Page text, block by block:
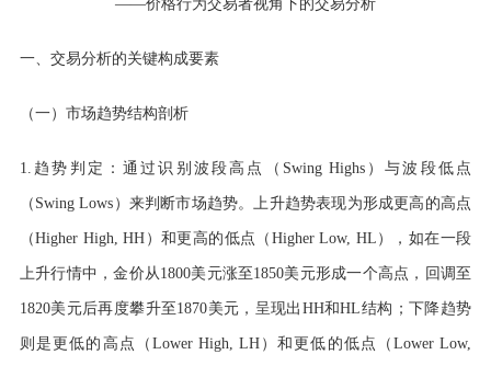
——价格行为交易者视角下的交易分析
一、交易分析的关键构成要素
（一）市场趋势结构剖析
1.趋势判定：通过识别波段高点（Swing Highs）与波段低点
（Swing Lows）来判断市场趋势。上升趋势表现为形成更高的高点
（Higher High, HH）和更高的低点（Higher Low, HL），如在一段
上升行情中，金价从1800美元涨至1850美元形成一个高点，回调至
1820美元后再度攀升至1870美元，呈现出HH和HL结构；下降趋势
则是更低的高点（Lower High, LH）和更低的低点（Lower Low,